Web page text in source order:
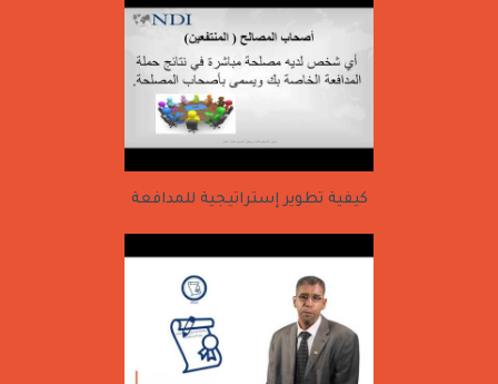
كيفية تطوير إستراتيجية للمدافعة